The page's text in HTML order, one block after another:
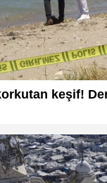
keşif!